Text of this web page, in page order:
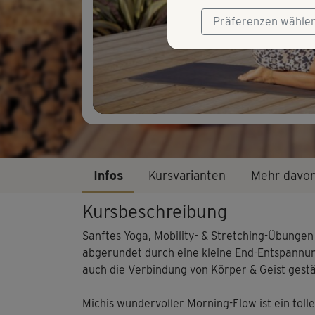
Infos Kursvarianten Mehr
Kursbeschreibung
Sanftes Yoga, Mobility- & Stretching-
abgerundet durch eine kleine End-
auch die Verbindung von Körper & Geist
Michis wundervoller Morning-Flow ist ein
Präferenzen